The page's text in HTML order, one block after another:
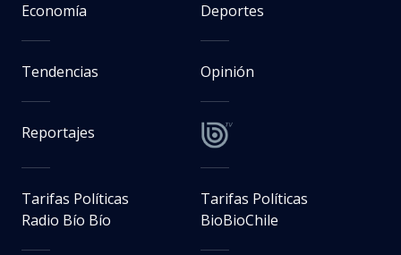
Economía Deportes
Tendencias Opinión
Reportajes
Tarifas Políticas
Radio Bío Bío
Tarifas Políticas
BioBioChile